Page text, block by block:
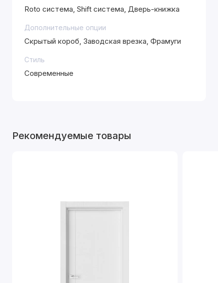
Roto система, Shift система, Дверь-книжка
Дополнительные опции
Скрытый короб, Заводская врезка, Фрамуги
Стиль
Современные
Рекомендуемые товары